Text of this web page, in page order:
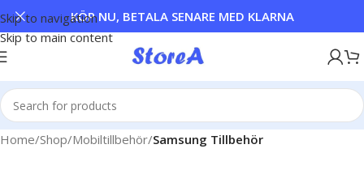
Skip to navigation
Skip to main content
KÖP NU, BETALA SENARE MED KLARNA
Home Shop Mobiltillbehör Samsung Tillbehör